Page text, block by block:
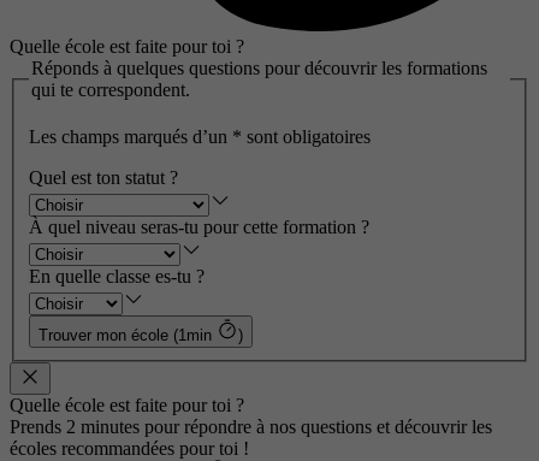
Quelle école est faite pour toi ?
Réponds à quelques questions pour découvrir les formations
qui te correspondent.
Les champs marqués d’un * sont obligatoires
Quel est ton statut ?
À quel niveau seras-tu pour cette formation ?
En quelle classe es-tu ?
Trouver mon école (1min )
Quelle école est faite pour toi ?
Prends 2 minutes pour répondre à nos questions et découvrir les
écoles recommandées pour toi !